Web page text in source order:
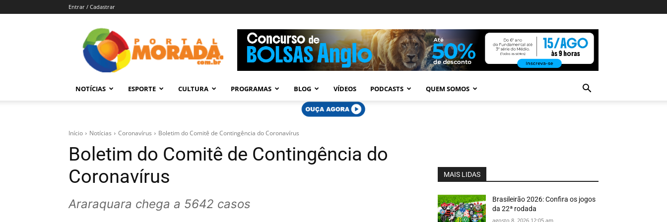
Entrar / Cadastrar
Morada
–
Araraquara
NOTÍCIAS ESPORTE CULTURA PROGRAMAS BLOG VÍDEOS PODCASTS QUEM SOMOS
Início Notícias Coronavírus Boletim do Comitê de Contingência do Coronavírus
Boletim do Comitê de Contingência do
Coronavírus
Araraquara chega a 5642 casos
MAIS LIDAS
Brasileirão 2026: Confira os jogos
da 22ª rodada
agosto 8, 2026 12:05 am